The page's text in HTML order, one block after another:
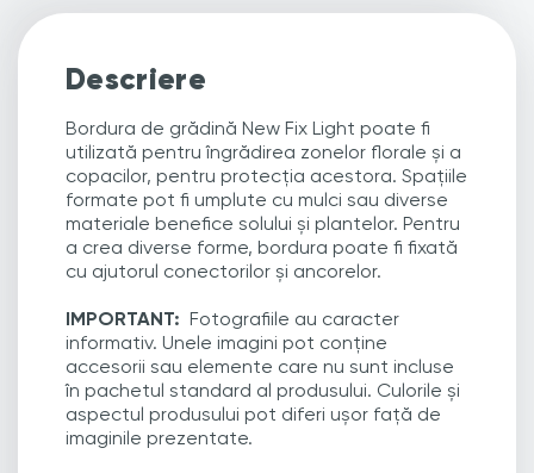
Descriere
Bordura de grădină New Fix Light poate fi
utilizată pentru îngrădirea zonelor florale și a
copacilor, pentru protecția acestora. Spațiile
formate pot fi umplute cu mulci sau diverse
materiale benefice solului și plantelor. Pentru
a crea diverse forme, bordura poate fi fixată
cu ajutorul conectorilor și ancorelor.
IMPORTANT: Fotografiile au caracter
informativ. Unele imagini pot conține
accesorii sau elemente care nu sunt incluse
în pachetul standard al produsului. Culorile și
aspectul produsului pot diferi ușor față de
imaginile prezentate.